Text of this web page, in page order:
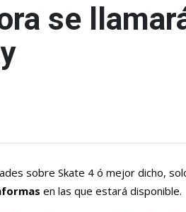
se
sobre Skate 4 ó mejor dicho,
en las que estará disponible.